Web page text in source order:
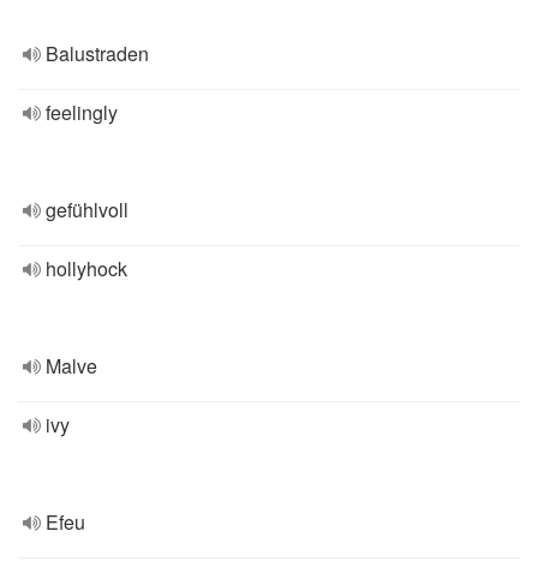
Balustraden
feelingly
gefühlvoll
hollyhock
Malve
ivy
Efeu